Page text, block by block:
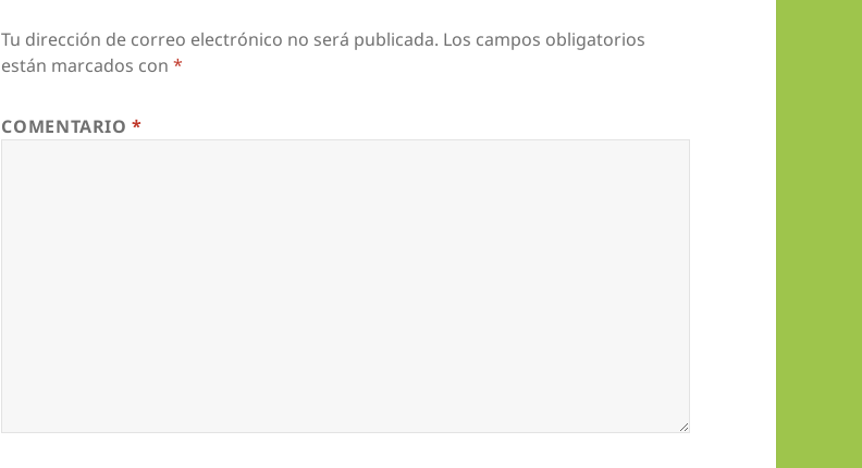
Tu dirección de correo electrónico no será publicada. Los campos obligatorios
están marcados con*
COMENTARIO*